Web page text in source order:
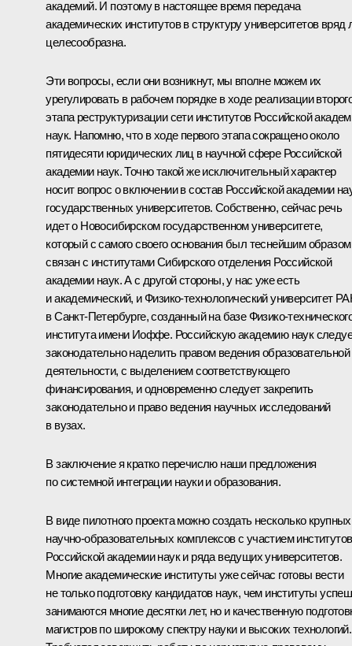
академий. И поэтому в настоящее время передача
академических институтов в структуру университетов вряд
целесообразна.
Эти вопросы, если они возникнут, мы вполне можем их
урегулировать в рабочем порядке в ходе реализации
этапа реструктуризации сети институтов Российской
наук. Напомню, что в ходе первого этапа сокращено около
пятидесяти юридических лиц в научной сфере Российской
академии наук. Точно такой же исключительный характер
носит вопрос о включении в состав Российской академии
государственных университетов. Собственно, сейчас речь
идет о Новосибирском государственном университете,
который с самого своего основания был теснейшим образом
связан с институтами Сибирского отделения Российской
академии наук. А с другой стороны, у нас уже есть
и академический, и Физико-технологический университет
в Санкт-Петербурге, созданный на базе Физико-
института имени Иоффе. Российскую академию наук
законодательно наделить правом ведения образовательной
деятельности, с выделением соответствующего
финансирования, и одновременно следует закрепить
законодательно и право ведения научных исследований
в вузах.
В заключение я кратко перечислю наши предложения
по системной интеграции науки и образования.
В виде пилотного проекта можно создать несколько крупных
научно-образовательных комплексов с участием институтов
Российской академии наук и ряда ведущих университетов.
Многие академические институты уже сейчас готовы вести
не только подготовку кандидатов наук, чем институты
занимаются многие десятки лет, но и качественную
магистров по широкому спектру науки и высоких технологий.